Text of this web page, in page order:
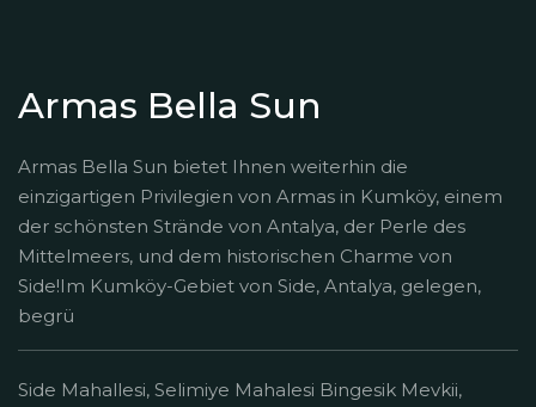
Armas Bella Sun
Armas Bella Sun bietet Ihnen weiterhin die
einzigartigen Privilegien von Armas in Kumköy, einem
der schönsten Strände von Antalya, der Perle des
Mittelmeers, und dem historischen Charme von
Side!Im Kumköy-Gebiet von Side, Antalya, gelegen,
begrü
Side Mahallesi, Selimiye Mahalesi Bingesik Mevkii,